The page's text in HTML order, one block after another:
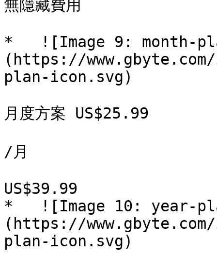
無隱藏費用
*   ![Image 9: month-
(https://
plan-icon.svg)
月度方案 US$25.99
/月
US$39.99
*   ![Image 10: year-
(https://
plan-icon.svg)